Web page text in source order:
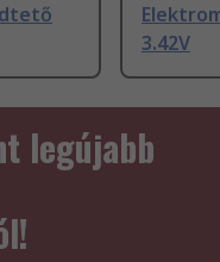
3.42V
legújabb